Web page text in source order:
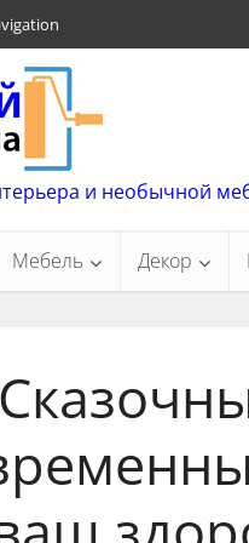
и необычной
Мебель Декор